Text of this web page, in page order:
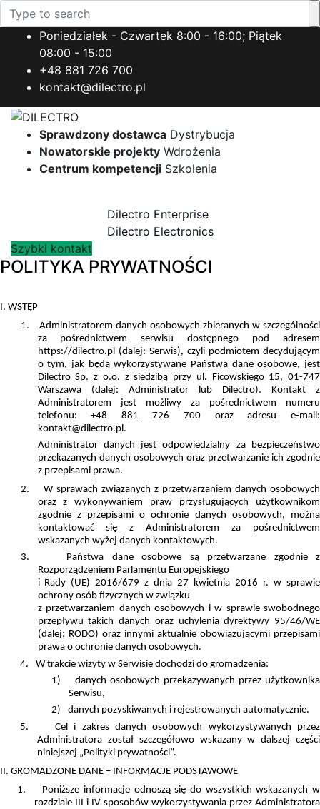
Poniedziałek - Czwartek 8:00 - 16:00; Piątek
08:00 - 15:00
+48 881 726 700
kontakt@dilectro.pl
Sprawdzony dostawca Dystrybucja
Nowatorskie projekty Wdrożenia
Centrum kompetencji Szkolenia
Toggle navigationDilectro Enterprise
Dilectro Electronics
Szybki kontakt
POLITYKA PRYWATNOŚCI
I. WSTĘP
1.
Administratorem danych osobowych zbieranych w szczególności
za pośrednictwem serwisu dostępnego pod adresem
https://dilectro.pl (dalej: Serwis), czyli podmiotem decydującym
o tym, jak będą wykorzystywane Państwa dane osobowe, jest
Dilectro Sp. z o.o. z siedzibą przy ul. Ficowskiego 15, 01-747
Warszawa (dalej: Administrator lub Dilectro). Kontakt z
Administratorem jest możliwy za pośrednictwem numeru
telefonu: +48 881 726 700 oraz adresu e-mail:
kontakt@dilectro.pl.
Administrator danych jest odpowiedzialny za bezpieczeństwo
przekazanych danych osobowych oraz przetwarzanie ich zgodnie
z przepisami prawa.
2.
W sprawach związanych z przetwarzaniem danych osobowych
oraz z wykonywaniem praw przysługujących użytkownikom
zgodnie z przepisami o ochronie danych osobowych, można
kontaktować się z Administratorem za pośrednictwem
wskazanych wyżej danych kontaktowych.
3.
Państwa dane osobowe są przetwarzane zgodnie z
Rozporządzeniem Parlamentu Europejskiego
i Rady (UE) 2016/679 z dnia 27 kwietnia 2016 r. w sprawie
ochrony osób fizycznych w związku
z przetwarzaniem danych osobowych i w sprawie swobodnego
przepływu takich danych oraz uchylenia dyrektywy 95/46/WE
(dalej: RODO) oraz innymi aktualnie obowiązującymi przepisami
prawa o ochronie danych osobowych.
4.
W trakcie wizyty w Serwisie dochodzi do gromadzenia:
1)
danych osobowych przekazywanych przez użytkownika
Serwisu,
2)
danych pozyskiwanych i rejestrowanych automatycznie.
5.
Cel i zakres danych osobowych wykorzystywanych przez
Administratora został szczegółowo wskazany w dalszej części
niniejszej „Polityki prywatności”.
II. GROMADZONE DANE – INFORMACJE PODSTAWOWE
1.
Poniższe informacje odnoszą się do wszystkich wskazanych w
rozdziale III i IV sposobów wykorzystywania przez Administratora